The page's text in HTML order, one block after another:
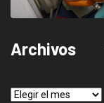
Archivos
Archivos